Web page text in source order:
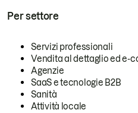
Per settore
Servizi professionali
Vendita al dettaglio ed e-
Agenzie
SaaS e tecnologie B2B
Sanità
Attività locale